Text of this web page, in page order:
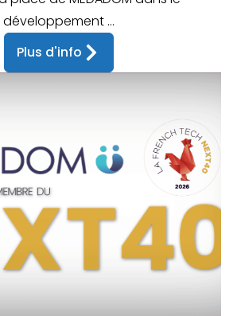
développement ...
Plus d'info